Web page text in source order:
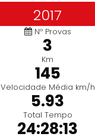
2017
Nº Provas
3
Km
145
Velocidade Média km/h
5.93
Total Tempo
24:28:13